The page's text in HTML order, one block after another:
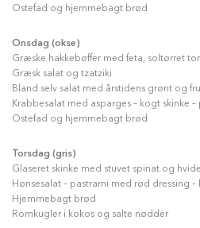
Ostefad og hjemmebagt brød
Onsdag (okse)
Græske hakkebøffer med feta, soltørret
Græsk salat og tzatziki
Bland selv salat med årstidens grønt og
Krabbesalat med asparges – kogt skinke
Ostefad og hjemmebagt brød
Torsdag (gris)
Glaseret skinke med stuvet spinat og
Hønsesalat – pastrami med rød dressing –
Hjemmebagt brød
Romkugler i kokos og salte nødder